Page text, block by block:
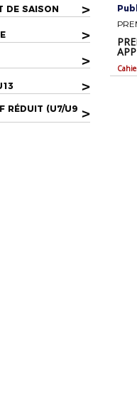
DE SAISON >
>
>
>
RÉDUIT (U7/U9 >